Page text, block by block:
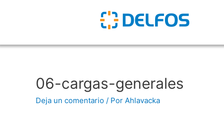
06-cargas-generales
Deja un comentario / Por Ahlavacka